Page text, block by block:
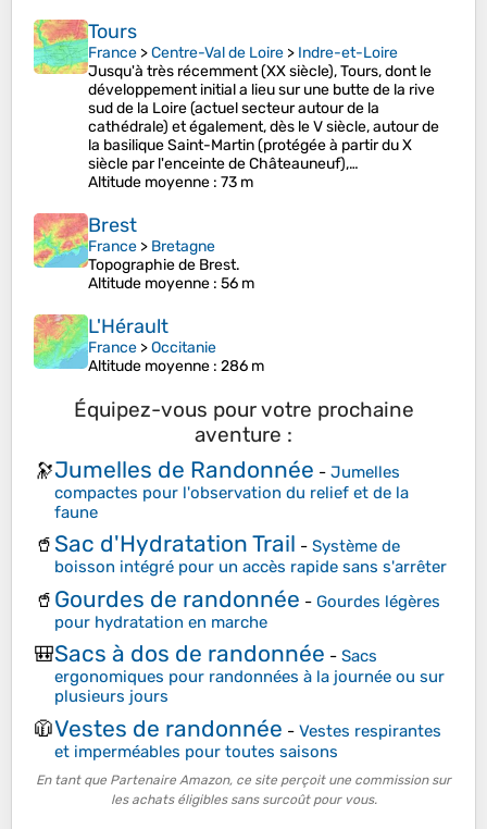
Tours
France >Centre-Val de Loire > Indre-et-Loire
Jusqu'à très récemment (XX siècle), Tours, dont le
développement initial a lieu sur une butte de la rive
sud de la Loire (actuel secteur autour de la
cathédrale) et également, dès le V siècle, autour de
la basilique Saint-Martin (protégée à partir du X
siècle par l'enceinte de Châteauneuf),…
Altitude moyenne : 73 m
Brest
France > Bretagne
Topographie de Brest.
Altitude moyenne : 56 m
L'Hérault
France >Occitanie
Altitude moyenne : 286 m
Équipez-vous pour votre prochaine
aventure :
🔭Jumelles de Randonnée - Jumelles
compactes pour l'observation du relief et de la
faune
🥤 Sac d'Hydratation Trail - Système de
boisson intégré pour un accès rapide sans s'arrêter
🥤 Gourdes de randonnée - Gourdes légères
pour hydratation en marche
🎒Sacs à dos de randonnée - Sacs
ergonomiques pour randonnées à la journée ou sur
plusieurs jours
🧥Vestes de randonnée - Vestes respirantes
et imperméables pour toutes saisons
En tant que Partenaire Amazon, ce site perçoit une commission sur
les achats éligibles sans surcoût pour vous.